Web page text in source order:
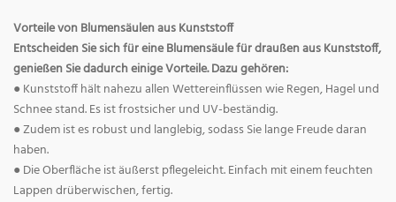
Vorteile von Blumensäulen aus Kunststoff
Entscheiden Sie sich für eine Blumensäule für draußen aus Kunststoff,
genießen Sie dadurch einige Vorteile. Dazu gehören:
● Kunststoff hält nahezu allen Wettereinflüssen wie Regen, Hagel und
Schnee stand. Es ist frostsicher und UV-beständig.
● Zudem ist es robust und langlebig, sodass Sie lange Freude daran
haben.
● Die Oberfläche ist äußerst pflegeleicht. Einfach mit einem feuchten
Lappen drüberwischen, fertig.